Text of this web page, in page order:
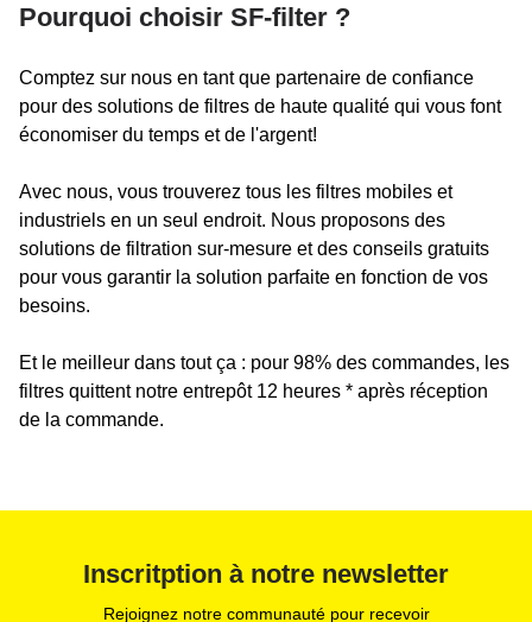
Pourquoi choisir SF-filter ?
Comptez sur nous en tant que partenaire de confiance
pour des solutions de filtres de haute qualité qui vous font
économiser du temps et de l'argent!
Avec nous, vous trouverez tous les filtres mobiles et
industriels en un seul endroit. Nous proposons des
solutions de filtration sur-mesure et des conseils gratuits
pour vous garantir la solution parfaite en fonction de vos
besoins.
Et le meilleur dans tout ça : pour 98% des commandes, les
filtres quittent notre entrepôt 12 heures * après réception
de la commande.
Inscritption à notre newsletter
Rejoignez notre communauté pour recevoir